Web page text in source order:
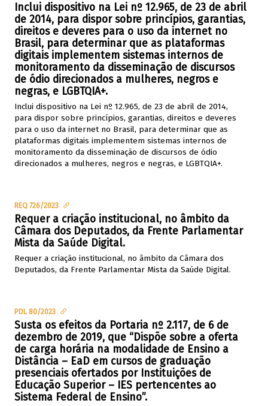
Inclui dispositivo na Lei nº 12.965, de 23 de abril
de 2014, para dispor sobre princípios, garantias,
direitos e deveres para o uso da internet no
Brasil, para determinar que as plataformas
digitais implementem sistemas internos de
monitoramento da disseminação de discursos
de ódio direcionados a mulheres, negros e
negras, e LGBTQIA+.
Inclui dispositivo na Lei nº 12.965, de 23 de abril de 2014,
para dispor sobre princípios, garantias, direitos e deveres
para o uso da internet no Brasil, para determinar que as
plataformas digitais implementem sistemas internos de
monitoramento da disseminação de discursos de ódio
direcionados a mulheres, negros e negras, e LGBTQIA+.
REQ 726/2023
Requer a criação institucional, no âmbito da
Câmara dos Deputados, da Frente Parlamentar
Mista da Saúde Digital.
Requer a criação institucional, no âmbito da Câmara dos
Deputados, da Frente Parlamentar Mista da Saúde Digital.
PDL 80/2023
Susta os efeitos da Portaria nº 2.117, de 6 de
dezembro de 2019, que “Dispõe sobre a oferta
de carga horária na modalidade de Ensino a
Distância – EaD em cursos de graduação
presenciais ofertados por Instituições de
Educação Superior – IES pertencentes ao
Sistema Federal de Ensino”.